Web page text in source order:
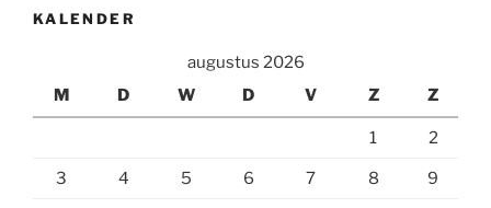
KALENDER
augustus 2026
M
D W D V Z Z
1 2
3 4 5 6 7 8 9